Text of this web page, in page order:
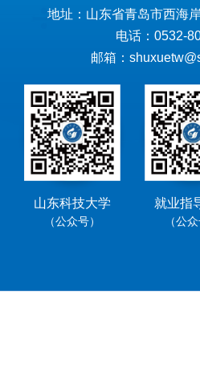
地址：山东省青岛市西海
电话：0532-
邮箱：
山东科技大学
（公众号）
就业指
（公众